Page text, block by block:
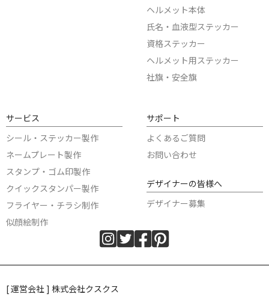
ヘルメット本体
氏名・血液型ステッカー
資格ステッカー
ヘルメット用ステッカー
社旗・安全旗
サービス
シール・ステッカー製作
ネームプレート製作
スタンプ・ゴム印製作
クイックスタンパー製作
フライヤー・チラシ制作
似顔絵制作
サポート
よくあるご質問
お問い合わせ
デザイナーの皆様へ
デザイナー募集
[ 運営会社 ] 株式会社クスクス